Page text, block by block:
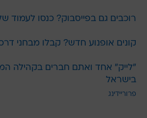
רוכבים גם בפייסבוק? כנסו לעמוד של
קונים אופנוע חדש? קבלו מבחני
"לייק" אחד ואתם חברים בקהילה
בישראל
פרוריידינג